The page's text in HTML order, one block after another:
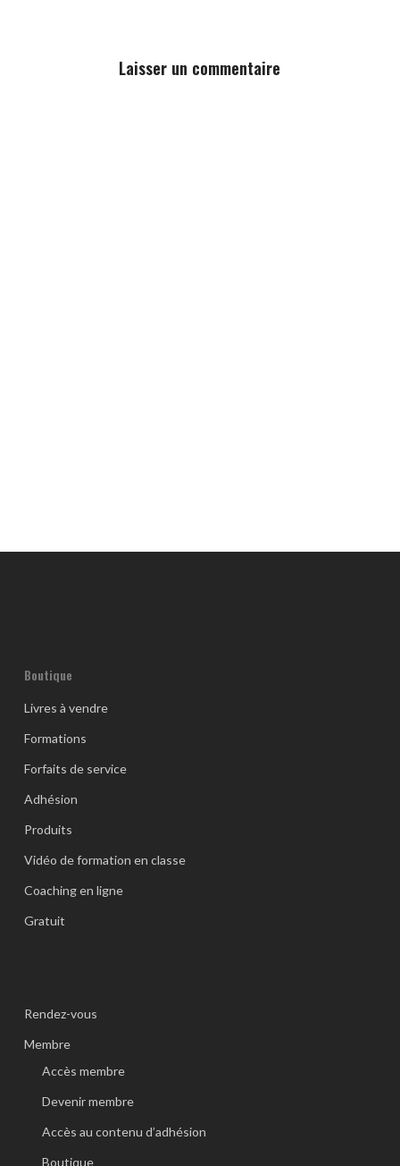
Laisser un commentaire
Boutique
Livres à vendre
Formations
Forfaits de service
Adhésion
Produits
Vidéo de formation en classe
Coaching en ligne
Gratuit
Rendez-vous
Membre
Accès membre
Devenir membre
Accès au contenu d’adhésion
Boutique